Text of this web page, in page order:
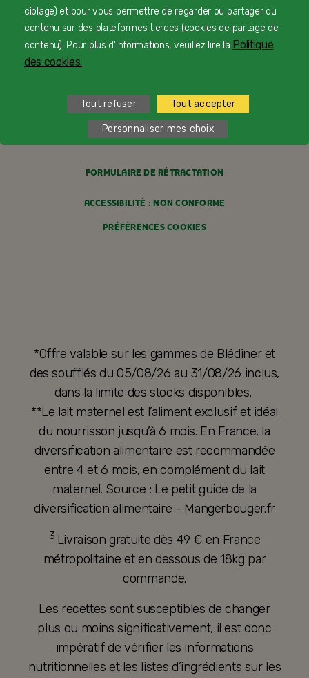
FAQ
MENTIONS LÉGALES
POLITIQUE DE CONFIDENTIALITÉ
CONDITIONS GÉNÉRALES DE VENTE
FORMULAIRE DE RÉTRACTATION
ACCESSIBILITÉ : NON CONFORME
PRÉFÉRENCES COOKIES
*Offre valable sur les gammes de Blédîner et
des soufflés du 05/08/26 au 31/08/26 inclus,
dans la limite des stocks disponibles.
**Le lait maternel est l’aliment exclusif et idéal
du nourrisson jusqu’à 6 mois. En France, la
diversification alimentaire est recommandée
entre 4 et 6 mois, en complément du lait
maternel. Source : Le petit guide de la
diversification alimentaire - Mangerbouger.fr
3 Livraison gratuite dès 49 € en France
métropolitaine et en dessous de 18kg par
commande.
Les recettes sont susceptibles de changer
plus ou moins significativement, il est donc
impératif de vérifier les informations
nutritionnelles et les listes d’ingrédients sur les
ciblage) et pour vous permettre de regarder ou partager du
contenu sur des plateformes tierces (cookies de partage de
contenu). Pour plus d'informations, veuillez lire la Politique
des cookies.
Tout refuser Tout accepter
Personnaliser mes choix